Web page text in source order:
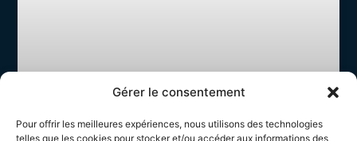
Gérer le consentement
Pour offrir les meilleures expériences, nous utilisons des technologies
telles que les cookies pour stocker et/ou accéder aux informations des